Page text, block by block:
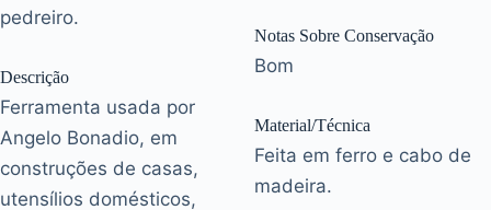
pedreiro.
Descrição
Ferramenta usada por
Angelo Bonadio, em
construções de casas,
utensílios domésticos,
Notas Sobre Conservação
Bom
Material/Técnica
Feita em ferro e cabo de
madeira.